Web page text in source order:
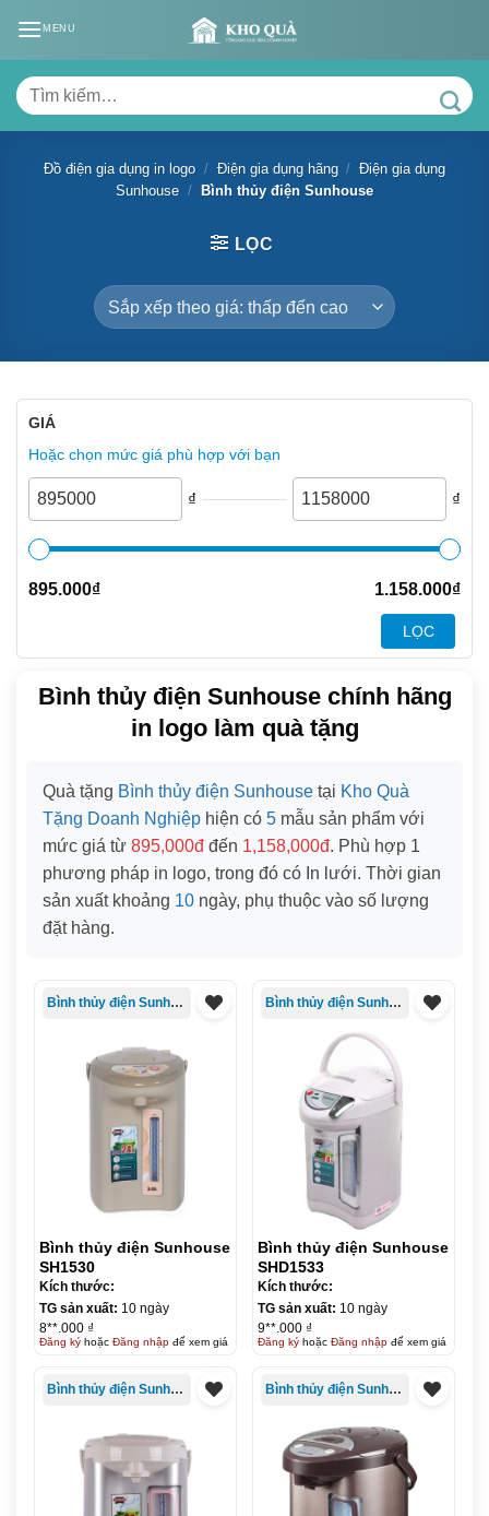
MENU
Tìm
kiếm:
Đồ điện gia dụng in logo / Điện gia dụng hãng / Điện gia dụng
Sunhouse / Bình thủy điện Sunhouse
LỌC
GIÁ
Hoặc chọn mức giá phù hợp với bạn
₫ ₫
895.000₫ 1.158.000₫
LỌC
Bình thủy điện Sunhouse chính hãng
in logo làm quà tặng
Quà tặng Bình thủy điện Sunhouse tại Kho Quà
Tặng Doanh Nghiệp hiện có 5 mẫu sản phẩm với
mức giá từ 895,000đ đến 1,158,000đ. Phù hợp 1
phương pháp in logo, trong đó có In lưới. Thời gian
sản xuất khoảng 10 ngày, phụ thuộc vào số lượng
đặt hàng.
Bình thủy điện Sunhouse
Bình thủy điện Sunhouse
SH1530
Kích thước:
TG sản xuất: 10 ngày
8**.000 ₫
Đăng kýhoặc Đăng nhậpđể xem giá
Bình thủy điện Sunhouse
Bình thủy điện Sunhouse
SHD1533
Kích thước:
TG sản xuất: 10 ngày
9**.000 ₫
Đăng kýhoặc Đăng nhậpđể xem giá
Bình thủy điện Sunhouse Bình thủy điện Sunhouse